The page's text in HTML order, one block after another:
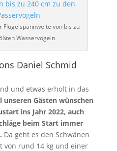
von bis zu
Wasservögeln
Daniel Schmid
und etwas erholt in das
unseren Gästen wünschen
ins Jahr 2022, auch
beim Start immer
Da geht es den Schwänen
von rund 14 kg und einer